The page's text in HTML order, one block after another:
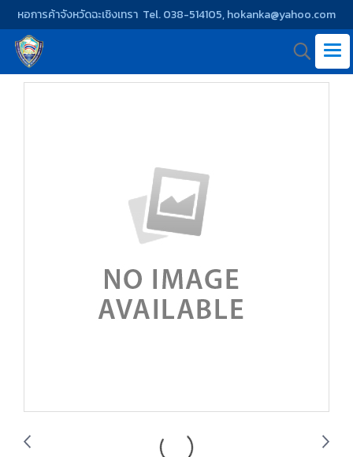
หอการค้าจังหวัดฉะเชิงเทรา Tel. 038-514105, hokanka@yahoo.com